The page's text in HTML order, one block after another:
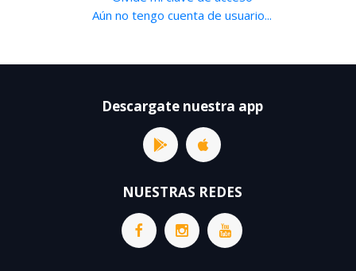
Aún no tengo cuenta de usuario...
Descargate nuestra app
NUESTRAS REDES